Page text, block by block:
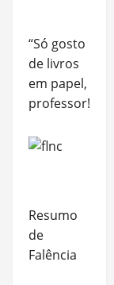
“Só gosto
de livros
em papel,
professor!”
Resumo
de
Falência